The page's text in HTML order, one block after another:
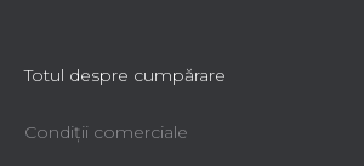
Totul despre cumpărare
Condiții comerciale